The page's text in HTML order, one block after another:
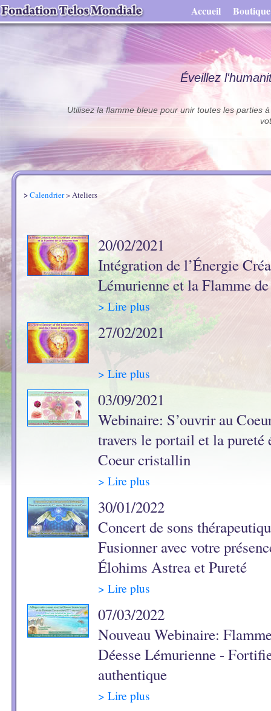
Accueil Boutique
Éveillez
Utilisez la flamme bleue pour unir toutes les parties
>Calendrier> Ateliers
20/02/2021
Intégration de l’Énergie
Lémurienne et la Flamme
> Lire plus
27/02/2021
> Lire plus
03/09/2021
Webinaire: S’ouvrir au
travers le portail et la pureté
Coeur cristallin
> Lire plus
30/01/2022
Concert de sons
Fusionner avec votre
Élohims Astrea et Pureté
> Lire plus
07/03/2022
Nouveau Webinaire:
Déesse Lémurienne -
authentique
> Lire plus